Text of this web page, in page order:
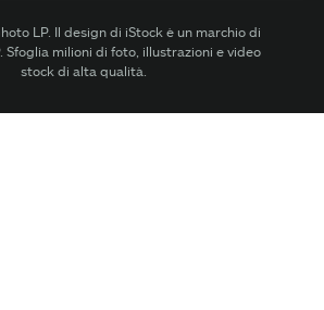
LP. Il design di iStock è un marchio di
Sfoglia milioni di foto, illustrazioni e video
stock di alta qualità.